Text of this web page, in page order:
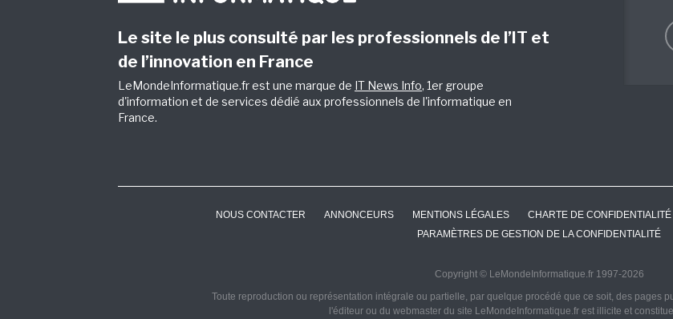
Le site le plus consulté par les professionnels de l’IT et
de l’innovation en France
LeMondeInformatique.fr est une marque de IT News Info, 1er groupe
d'information et de services dédié aux professionnels de l'informatique en
France.
NOUS CONTACTER ANNONCEURS MENTIONS LÉGALES CHARTE DE CONFIDENTIALITÉ
PARAMÈTRES DE GESTION DE LA CONFIDENTIALITÉ
Copyright © LeMondeInformatique.fr 1997-2026
Toute reproduction ou représentation intégrale ou partielle, par quelque procédé que ce soit, des pages
l'éditeur ou du webmaster du site LeMondeInformatique.fr est illicite et